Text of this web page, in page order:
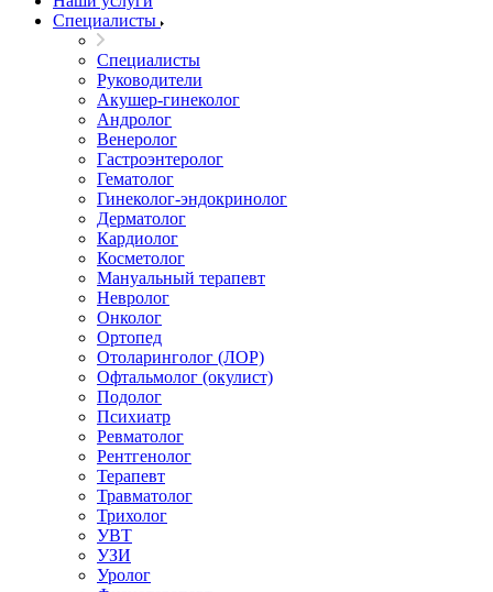
Специалисты
Специалисты
Руководители
Акушер-гинеколог
Андролог
Венеролог
Гастроэнтеролог
Гематолог
Гинеколог-эндокринолог
Дерматолог
Кардиолог
Косметолог
Мануальный терапевт
Невролог
Онколог
Ортопед
Отоларинголог (ЛОР)
Офтальмолог (окулист)
Подолог
Психиатр
Ревматолог
Рентгенолог
Терапевт
Травматолог
Трихолог
УВТ
УЗИ
Уролог